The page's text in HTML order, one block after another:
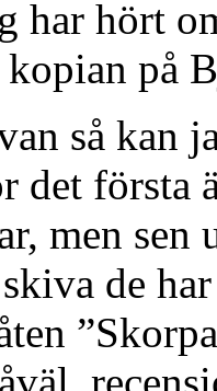
har hört
på
så kan
det första
men sen
de